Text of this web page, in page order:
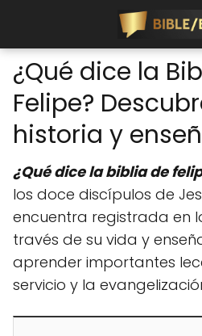
¿Qué dice la
Felipe?
historia y
¿Qué dice la biblia de
los doce discípulos de
encuentra registrada en
través de su vida y
aprender importantes
servicio y la